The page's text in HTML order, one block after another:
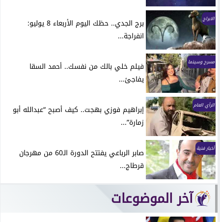
الابراج
برج الجدي.. حظك اليوم الأربعاء 8 يوليو:
انفراجة...
مسرح وسينما
فيلم خلي بالك من نفسك.. أحمد السقا
يفاجئ...
الرأي العام
إبراهيم فوزي بهجت.. كيف أصبح “عبدالله أبو
زمارة”...
أخبار فنية
صابر الرباعي يفتتح الدورة الـ60 من مهرجان
قرطاج...
آخر الموضوعات